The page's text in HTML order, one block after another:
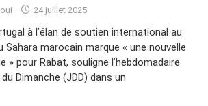
24 juillet 2025
à l’élan de soutien international au
Sahara marocain marque « une nouvelle
» pour Rabat, souligne l’hebdomadaire
Dimanche (JDD) dans un